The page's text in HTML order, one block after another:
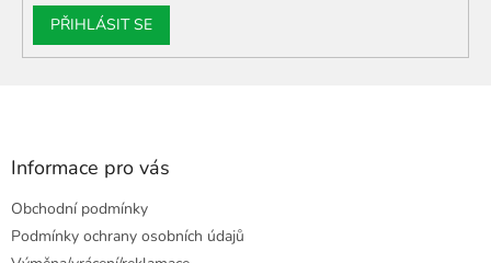
PŘIHLÁSIT SE
Informace pro vás
Obchodní podmínky
Podmínky ochrany osobních údajů